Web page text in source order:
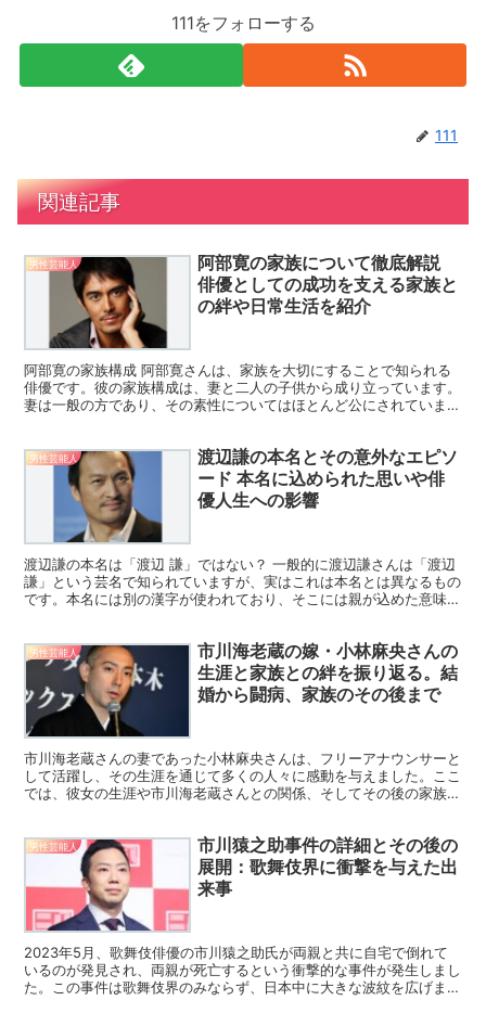
111をフォローする
111
関連記事
男性芸能人
阿部寛の家族について徹底解説
俳優としての成功を支える家族と
の絆や日常生活を紹介
阿部寛の家族構成 阿部寛さんは、家族を大切にすることで知られる
俳優です。彼の家族構成は、妻と二人の子供から成り立っています。
妻は一般の方であり、その素性についてはほとんど公にされていませ
男性芸能人
渡辺謙の本名とその意外なエピソ
ード 本名に込められた思いや俳
優人生への影響
渡辺謙の本名は「渡辺 謙」ではない？ 一般的に渡辺謙さんは「渡辺
謙」という芸名で知られていますが、実はこれは本名とは異なるもの
です。本名には別の漢字が使われており、そこには親が込めた意味や
男性芸能人
市川海老蔵の嫁・小林麻央さんの
生涯と家族との絆を振り返る。結
婚から闘病、家族のその後まで
市川海老蔵さんの妻であった小林麻央さんは、フリーアナウンサーと
して活躍し、その生涯を通じて多くの人々に感動を与えました。ここ
では、彼女の生涯や市川海老蔵さんとの関係、そしてその後の家族の
男性芸能人
市川猿之助事件の詳細とその後の
展開：歌舞伎界に衝撃を与えた出
来事
2023年5月、歌舞伎俳優の市川猿之助氏が両親と共に自宅で倒れて
いるのが発見され、両親が死亡するという衝撃的な事件が発生しまし
た。この事件は歌舞伎界のみならず、日本中に大きな波紋を広げまし